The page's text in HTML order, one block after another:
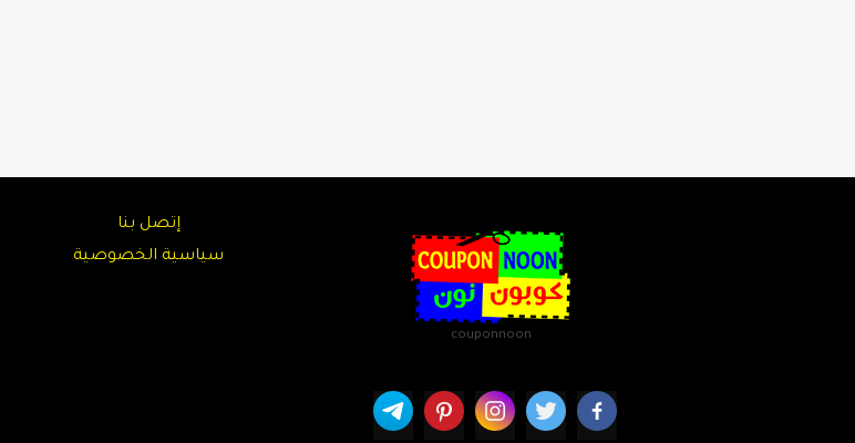
couponnoon
إتصل بنا
سياسية الخصوصية